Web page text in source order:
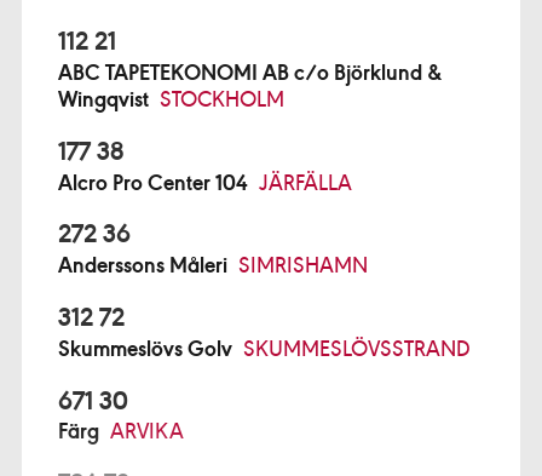
112 21
ABC TAPETEKONOMI AB c/o Björklund &
Wingqvist STOCKHOLM
177 38
Alcro Pro Center 104 JÄRFÄLLA
272 36
Anderssons Måleri SIMRISHAMN
312 72
Skummeslövs Golv SKUMMESLÖVSSTRAND
671 30
Färg ARVIKA